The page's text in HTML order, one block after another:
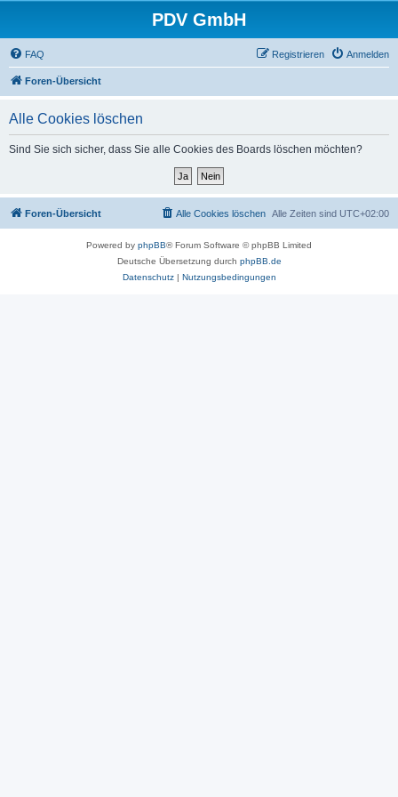
PDV GmbH
FAQ Anmelden
Registrieren
Foren-Übersicht
Alle Cookies löschen
Sind Sie sich sicher, dass Sie alle Cookies des Boards löschen möchten?
Foren-Übersicht Alle Zeiten sind UTC+02:00
Alle Cookies löschen
Powered by phpBB® Forum Software © phpBB Limited
Deutsche Übersetzung durch phpBB.de
Datenschutz| Nutzungsbedingungen